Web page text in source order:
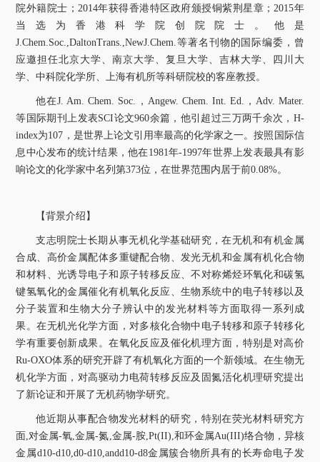
院外籍院士； 2014年获得香港特区政府颁授铜紫荆星章；2015年
当选为香港科学院创院院士。他是
J.Chem.Soc.,DaltonTrans.,NewJ.Chem.等著名刊物的国际编委，曾
应邀担任北京大学、南京大学、复旦大学、吉林大学、四川大
学、中科院化学所、上海有机所等科研院校的客座教授。
他在J. Am. Chem. Soc. ， Angew. Chem. Int. Ed. ， Adv. Mater.
等国际期刊上发表SCI论文960余篇，他引超过三万两千余次， H-
index为107 ，是世界上论文引用率最高的化学家之一。按照国际信
息中心发布的统计结果，他在1981年-1997年世界上发表最具有影
响论文的化学家中名列第373位，在世界范围内居于前0.08%。
【背景介绍】
支志明院士长期从事无机化学基础研究，在无机和有机金属
合成、高价金属配体多重键配合物、发光无机和金属有机化合物
和材料、光诱导电子和原子转移反应、不对称烯烃环氧化和碳氢
键氢氧化的金属催化有机氧化反应、生物系统中的电子转移以及
分子装置和生物大分子辨认中的发光材料等方面取得一系列成
果。在无机光化学方面，对多核化合物中电子转移和原子转移化
学有重要创新成果。在氧化反应及催化机理方面，特别是对高价
Ru-OXO体系的研究开辟了有机氧化方面的一个新领域。在生物无
机化学方面，对高驱动力电荷转移反应及固氮活化机理研究提出
了新论证和开展了无机药物学研究。
他近期从事配合物发光材料的研究，特别在荧光材料研究方
面,对金属-氧,金属-氮,金属-胺,Pt(II),和环金属Au(III)络合物，异核
金属d10-d10,d0-d10,andd10-d8金属簇合物所具有的长寿命电子发